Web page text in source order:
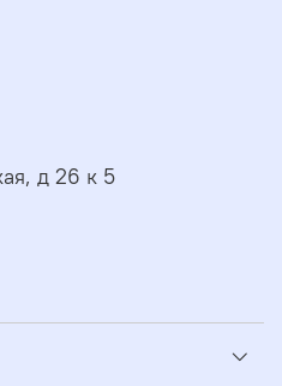
д 26 к 5